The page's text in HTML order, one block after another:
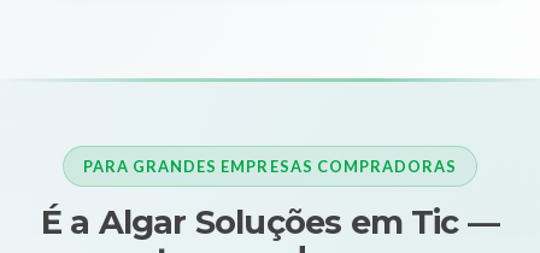
PARA GRANDES EMPRESAS COMPRADORAS
É a Algar Soluções em Tic —